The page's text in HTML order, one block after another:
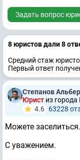
Задать вопрос
8 юристов дали 8
Средний стаж
Первый ответ
Степанов
Юрист из города
4.6 63228
Можете заселиться.
С уважением.